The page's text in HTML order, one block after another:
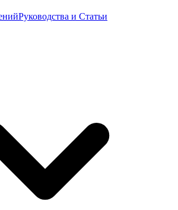
Руководства и Статьи